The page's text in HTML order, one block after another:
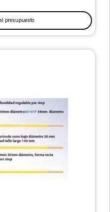
presupuesto